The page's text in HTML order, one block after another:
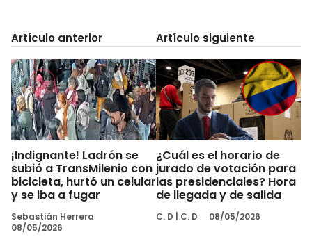
Artículo anterior
¡Indignante! Ladrón se
subió a TransMilenio con
bicicleta, hurtó un celular
y se iba a fugar
Sebastián Herrera
08/05/2026
Artículo siguiente
¿Cuál es el horario de
jurado de votación para
las presidenciales? Hora
de llegada y de salida
C. D C. D 08/05/2026